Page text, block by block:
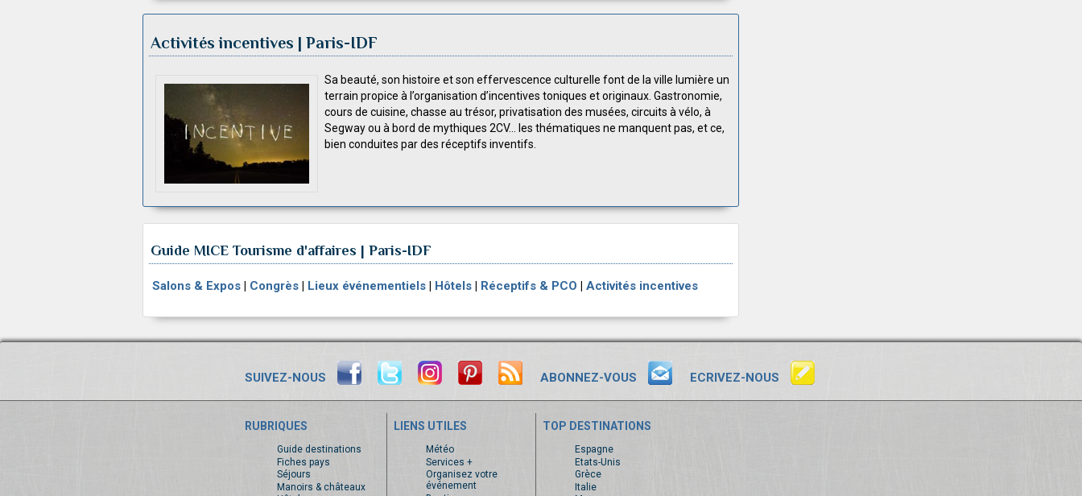
Activités incentives | Paris-IDF
Sa beauté, son histoire et son effervescence culturelle font de la ville lumière un
terrain propice à l’organisation d’incentives toniques et originaux. Gastronomie,
cours de cuisine, chasse au trésor, privatisation des musées, circuits à vélo, à
Segway ou à bord de mythiques 2CV... les thématiques ne manquent pas, et ce,
bien conduites par des réceptifs inventifs.
Guide MICE Tourisme d'affaires | Paris-IDF
Salons & Expos | Congrès | Lieux événementiels | Hôtels | Réceptifs & PCO | Activités incentives
SUIVEZ-NOUS ABONNEZ-VOUS ECRIVEZ-NOUS
RUBRIQUES
Guide destinations
Fiches pays
Séjours
Manoirs & châteaux
LIENS UTILES
Météo
Services +
Organisez votre
événement
TOP DESTINATIONS
Espagne
Etats-Unis
Grèce
Italie